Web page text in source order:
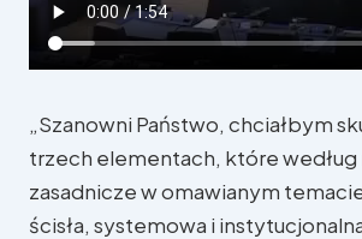
„Szanowni Państwo, chciałbym
trzech elementach, które według
zasadnicze w omawianym
ścisła, systemowa i